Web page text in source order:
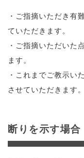
・ご指摘いただき有
ていただきます。
・ご指摘いただいた
ます。
・これまでご教示い
させていただきます。
断りを示す場合